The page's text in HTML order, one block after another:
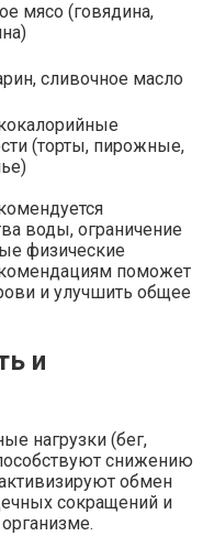
мясо (говядина,
сливочное масло
(торты, пирожные,
воды, ограничение
физические
поможет
и улучшить общее
и
нагрузки (бег,
снижению
обмен
сокращений и